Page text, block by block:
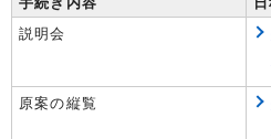
説明会
原案の縦覧